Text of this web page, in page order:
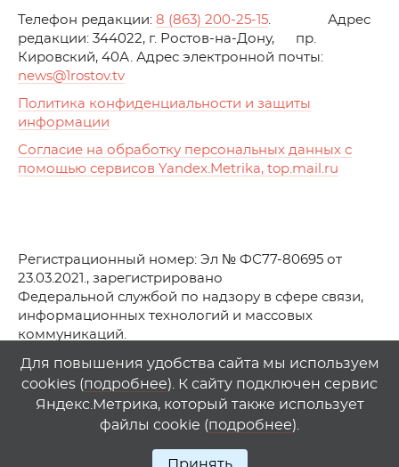
Телефон редакции: 8 (863) 200-25-15. Адрес
редакции: 344022, г. Ростов-на-Дону, пр.
Кировский, 40А. Адрес электронной почты:
news@1rostov.tv
Политика конфиденциальности и защиты
информации
Согласие на обработку персональных данных с
помощью сервисов Yandex.Metrika, top.mail.ru
Регистрационный номер: Эл № ФС77-80695 от
23.03.2021., зарегистрировано
Федеральной службой по надзору в сфере связи,
информационных технологий и массовых
коммуникаций.
© АО Телеканал «Первый Ростовский» (2021-2025)
Любое использование материалов сайта возможно
только при указании гиперссылки на1rostov.tv
Для повышения удобства сайта мы используем
cookies (подробнее). К сайту подключен сервис
Яндекс.Метрика, который также использует
файлы cookie (подробнее).